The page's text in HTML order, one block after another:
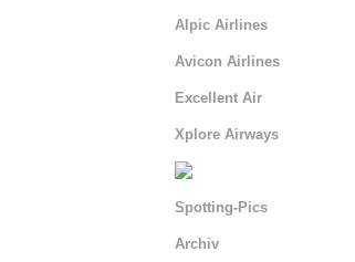
Alpic Airlines
Avicon Airlines
Excellent Air
Xplore Airways
Spotting-Pics
Archiv